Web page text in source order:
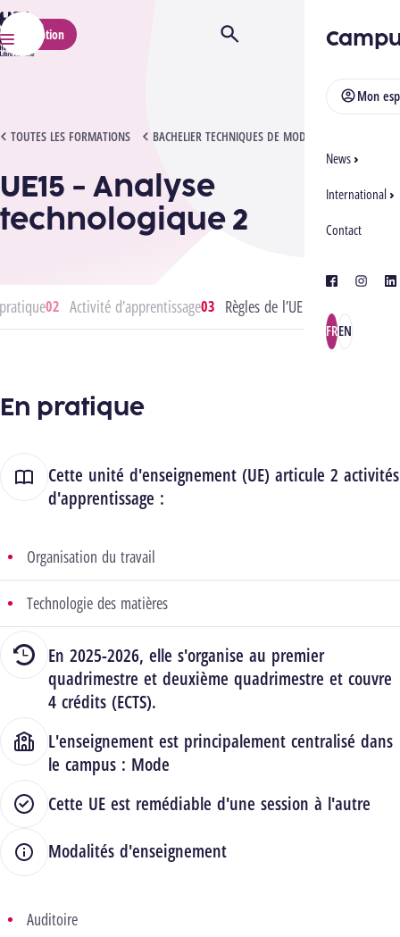
HELMo
Menu
Mon
News
International
Contact
facebook
FREN
Inscription Ouvrir/Fermer la recherche
TOUTES LES FORMATIONS BACHELIER TECHNIQUES DE MODE
UE15 - ANALYSE TECHNOLOGIQUE 2
UE15 - Analyse
technologique 2
Activité d’apprentissage Règles de l’UE
En pratique
Cette unité d'enseignement (UE) articule 2 activités
d'apprentissage :
Organisation du travail
Technologie des matières
En 2025-2026, elle s'organise au premier
quadrimestre et deuxième quadrimestre et couvre
4 crédits (ECTS).
L'enseignement est principalement centralisé dans
le campus : Mode
Cette UE est remédiable d'une session à l'autre
Modalités d'enseignement
Auditoire